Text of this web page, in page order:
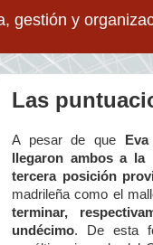
gestión y
Las
A pesar de queEva
llegaron ambos a
tercera posición
madrileña como el
terminar,
undécimo. De esta